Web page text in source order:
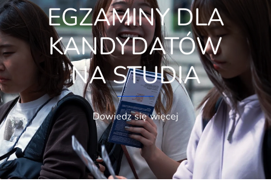
EGZAMINY DLA
KANDYDATÓW
NA STUDIA
Dowiedz się więcej